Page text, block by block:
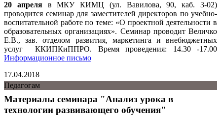
20 апреляв МКУ КИМЦ (ул. Вавилова, 90, каб. 3-02)
проводится семинар для заместителей директоров по учебно-
воспитательной работе по теме: «О проектной деятельности в
образовательных организациях». Семинар проводит Величко
Е.В., зав. отделом развития, маркетинга и внебюджетных
услуг ККИПКиППРО. Время проведения: 14.30 -17.00
Информационное письмо
17.04.2018
Педагогам
Материалы семинара "Анализ урока в
технологии развивающего обучения"